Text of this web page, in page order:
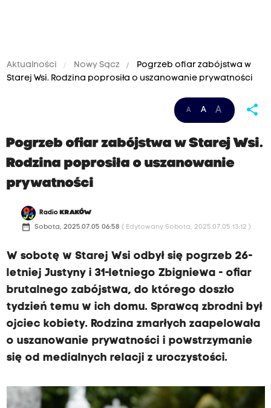
Aktualności Nowy Sącz
Pogrzeb ofiar zabójstwa w
Starej Wsi. Rodzina poprosiła o uszanowanie prywatności
A A A share
Pogrzeb ofiar zabójstwa w Starej Wsi.
Rodzina poprosiła o uszanowanie
prywatności
Radio KRAKÓW
date_range Sobota, 2025.07.05 06:58 ( Edytowany Sobota, 2025.07.05 13:12 )
W sobotę w Starej Wsi odbył się pogrzeb 26-
letniej Justyny i 31-letniego Zbigniewa - ofiar
brutalnego zabójstwa, do którego doszło
tydzień temu w ich domu. Sprawcą zbrodni był
ojciec kobiety. Rodzina zmarłych zaapelowała
o uszanowanie prywatności i powstrzymanie
się od medialnych relacji z uroczystości.